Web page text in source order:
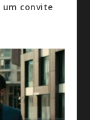
um convite